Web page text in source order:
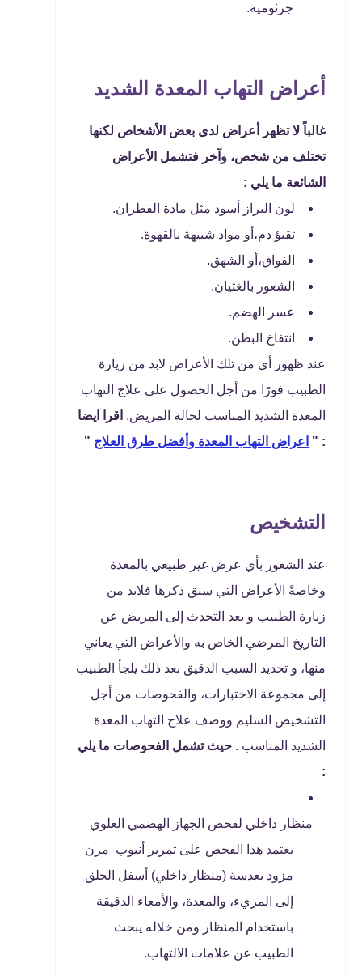
جرثومية.
أعراض التهاب المعدة الشديد
غالباً لا تظهر أعراض لدى بعض الأشخاص لكنها
تختلف من شخص، وآخر فتشمل الأعراض
الشائعة ما يلي :
لون البراز أسود مثل مادة القطران.
تقيؤ دم،أو مواد شبيهة بالقهوة.
الفواق،أو الشهق.
الشعور بالغثيان.
عسر الهضم.
انتفاخ البطن.
عند ظهور أي من تلك الأعراض لابد من زيارة
الطبيب فورًا من أجل الحصول على علاج التهاب
المعدة الشديد المناسب لحالة المريض. اقرا ايضا
: " اعراض التهاب المعدة وأفضل طرق العلاج "
التشخيص
عند الشعور بأي عرض غير طبيعي بالمعدة
وخاصةً الأعراض التي سبق ذكرها فلابد من
زيارة الطبيب و بعد التحدث إلى المريض عن
التاريخ المرضي الخاص به والأعراض التي يعاني
منها، و تحديد السبب الدقيق بعد ذلك يلجأ الطبيب
إلى مجموعة الاختبارات، والفحوصات من أجل
التشخيص السليم ووصف علاج التهاب المعدة
الشديد المناسب . حيث تشمل الفحوصات ما يلي
:
منظار داخلي لفحص الجهاز الهضمي العلوي
يعتمد هذا الفحص على تمرير أنبوب مرن
مزود بعدسة (منظار داخلي) أسفل الحلق
إلى المريء، والمعدة، والأمعاء الدقيقة
باستخدام المنظار ومن خلاله يبحث
الطبيب عن علامات الالتهاب.